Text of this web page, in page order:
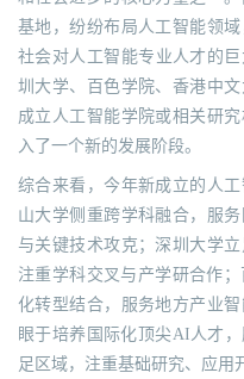
基地，纷纷布局人工智能领
社会对人工智能专业人才的
圳大学、百色学院、香港中
成立人工智能学院或相关研
入了一个新的发展阶段。
综合来看，今年新成立的人
山大学侧重跨学科融合，服
与关键技术攻克；深圳大学
注重学科交叉与产学研合作
化转型结合，服务地方产业
眼于培养国际化顶尖AI人才
足区域，注重基础研究、应用